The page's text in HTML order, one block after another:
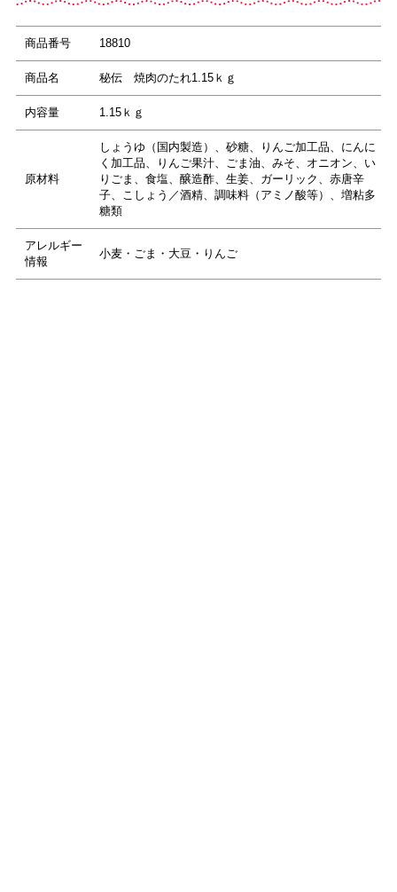
商品番号 18810
商品名 秘伝 焼肉のたれ1.15ｋｇ
内容量 1.15ｋｇ
原材料
しょうゆ（国内製造）、砂糖、りんご加工品、にんに
く加工品、りんご果汁、ごま油、みそ、オニオン、い
りごま、食塩、醸造酢、生姜、ガーリック、赤唐辛
子、こしょう／酒精、調味料（アミノ酸等）、増粘多
糖類
アレルギー
情報
小麦・ごま・大豆・りんご